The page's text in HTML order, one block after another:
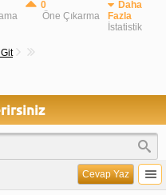
0
Öne Çıkarma
Daha
Fazla
İstatistik
Cevap Yaz